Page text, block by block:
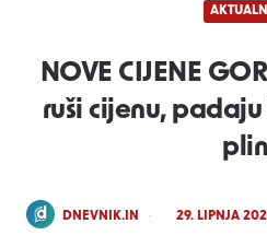
NOVE CIJENE
ruši cijenu,
plin
POSTED
DNEVNIK.IN 29. LIPNJA